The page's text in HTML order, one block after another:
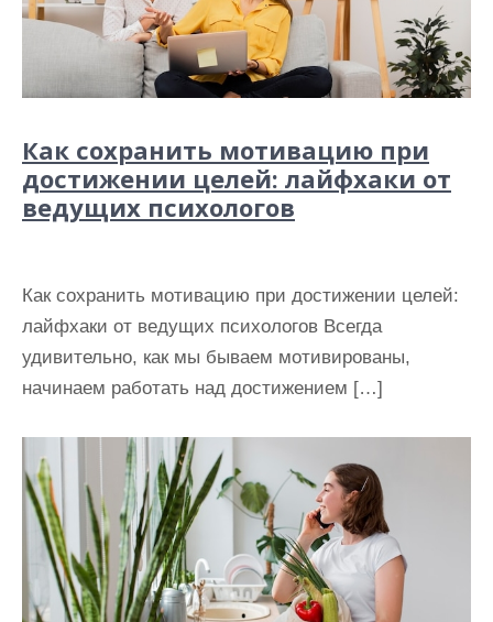
Как сохранить мотивацию при
достижении целей: лайфхаки от
ведущих психологов
Как сохранить мотивацию при достижении целей:
лайфхаки от ведущих психологов Всегда
удивительно, как мы бываем мотивированы,
начинаем работать над достижением […]